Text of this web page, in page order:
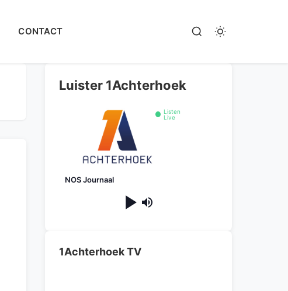
CONTACT
Luister 1Achterhoek
Listen
Live
NOS Journaal
1Achterhoek TV